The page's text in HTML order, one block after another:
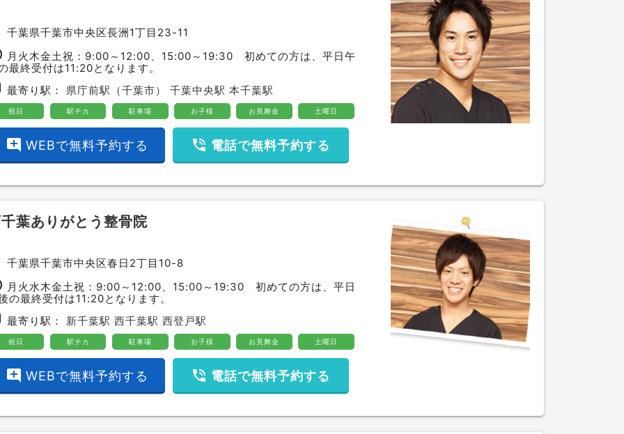
千葉県千葉市中央区長洲1丁目23-11
月火木金土祝：9:00～12:00、15:00～19:30 初めての方は、平日午
最終受付は11:20となります。
最寄り駅： 県庁前駅（千葉市） 千葉中央駅 本千葉駅
祝日 駅チカ 駐車場 お子様 お見舞金 土曜日
add_comment WEBで無料予約する phone_in_talk 電話で無料予約する
葉ありがとう整骨院
千葉県千葉市中央区春日2丁目10-8
月火水木金土祝：9:00～12:00、15:00～19:30 初めての方は、平日
の最終受付は11:20となります。
最寄り駅： 新千葉駅 西千葉駅 西登戸駅
祝日 駅チカ 駐車場 お子様 お見舞金 土曜日
add_comment WEBで無料予約する phone_in_talk 電話で無料予約する